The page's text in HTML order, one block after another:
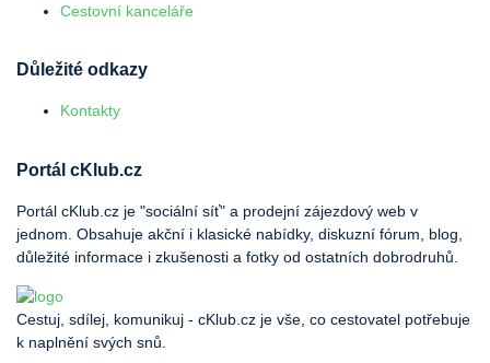
Cestovní kanceláře
Důležité odkazy
Kontakty
Portál cKlub.cz
Portál cKlub.cz je "sociální síť" a prodejní zájezdový web v
jednom. Obsahuje akční i klasické nabídky, diskuzní fórum, blog,
důležité informace i zkušenosti a fotky od ostatních dobrodruhů.
Cestuj, sdílej, komunikuj - cKlub.cz je vše, co cestovatel potřebuje
k naplnění svých snů.